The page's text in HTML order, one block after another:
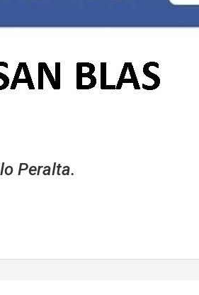
Peralta.